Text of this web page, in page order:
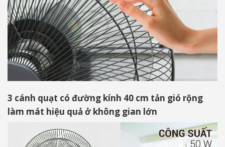
3 cánh quạt có đường kính 40 cm tản gió rộng
làm mát hiệu quả ở không gian lớn